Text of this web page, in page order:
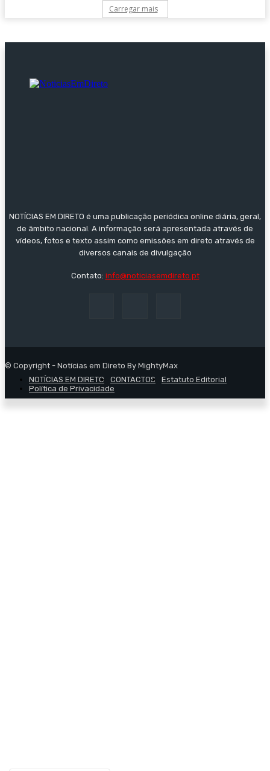
Carregar mais
NOTÍCIAS EM DIRETO é uma publicação periódica online diária, geral,
de âmbito nacional. A informação será apresentada através de
vídeos, fotos e texto assim como emissões em direto através de
diversos canais de divulgação
Contato: info@noticiasemdireto.pt
© Copyright - Notícias em Direto By MightyMax
NOTÍCIAS EM DIRETO
CONTACTOS
Estatuto Editorial
Política de Privacidade